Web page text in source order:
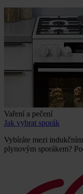
Vaření a pečení
Jak vybrat sporák
Vybíráte mezi
plynovým sporákem?